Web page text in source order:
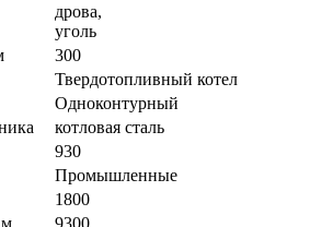
дрова,
уголь
300
Твердотопливный котел
Одноконтурный
котловая сталь
930
Промышленные
1800
9300